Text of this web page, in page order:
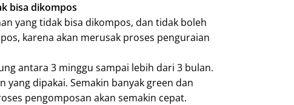
bisa dikompos
yang tidak bisa dikompos, dan tidak boleh
karena akan merusak proses penguraian
antara 3 minggu sampai lebih dari 3 bulan.
dipakai. Semakin banyak green dan
pengomposan akan semakin cepat.